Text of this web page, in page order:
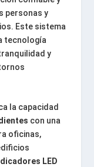
personas y
Este sistema
tecnología
y
la capacidad
con una
oficinas,
LED